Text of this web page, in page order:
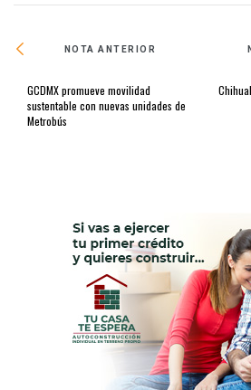
NOTA ANTERIOR
GCDMX promueve movilidad
sustentable con nuevas unidades de
Metrobús